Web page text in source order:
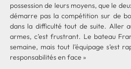
possession de leurs moyens, que le
démarre pas la compétition sur de
dans la difficulté tout de suite. Aller
armes, c’est frustrant. Le bateau
semaine, mais tout l’équipage s’est
responsabilités en face »